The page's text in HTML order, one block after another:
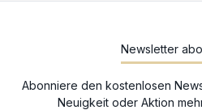
Newsletter
Abonniere den kostenlosen
Neuigkeit oder Aktion